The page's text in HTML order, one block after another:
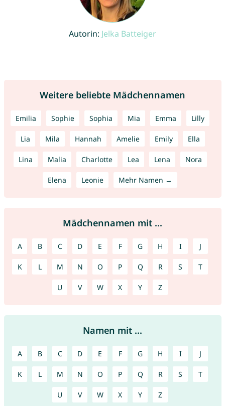
Autorin: Jelka Batteiger
Weitere beliebte Mädchennamen
Emilia Sophie Sophia Mia Emma Lilly
Lia Mila Hannah Amelie Emily Ella
Lina Malia Charlotte Lea Lena Nora
Elena Leonie Mehr Namen →
Mädchennamen mit ...
A B C D E F G H I J
K L M N O P Q R S T
U V W X Y Z
Namen mit ...
A B C D E F G H I J
K L M N O P Q R S T
U V W X Y Z